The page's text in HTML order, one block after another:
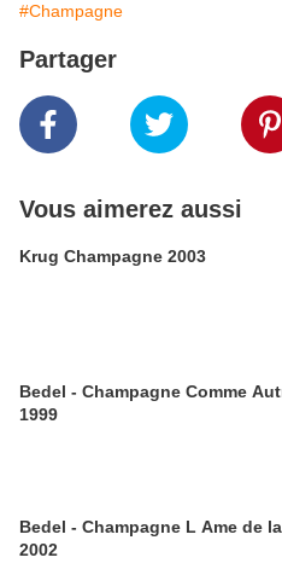
#Champagne
Partager
Vous aimerez aussi
Krug Champagne 2003
Bedel - Champagne Comme
1999
Bedel - Champagne L Ame de
2002